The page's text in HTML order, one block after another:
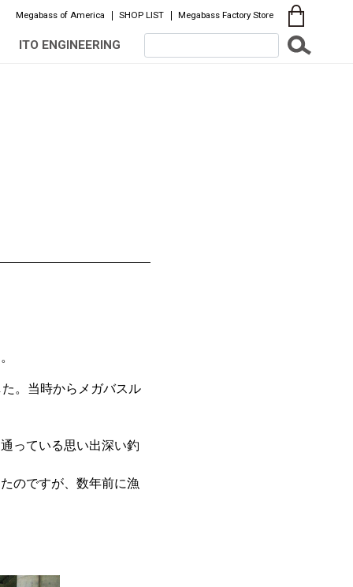
Megabass of America SHOP LIST Megabass Factory Store
ITO ENGINEERING
。当時からメガバスル
っている思い出深い釣
のですが、数年前に漁